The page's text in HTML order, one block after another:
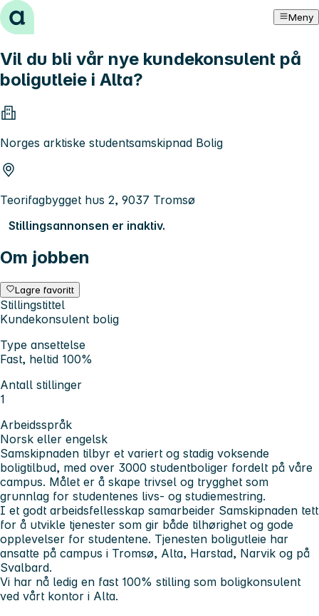
Hopp til innhold Meny
Vil du bli vår nye kundekonsulent på
boligutleie i Alta?
Norges arktiske studentsamskipnad Bolig
Teorifagbygget hus 2, 9037 Tromsø
Stillingsannonsen er inaktiv.
Om jobben
Lagre favoritt
Stillingstittel
Kundekonsulent bolig
Type ansettelse
Fast, heltid 100%
Antall stillinger
1
Arbeidsspråk
Norsk eller engelsk
Samskipnaden tilbyr et variert og stadig voksende
boligtilbud, med over 3000 studentboliger fordelt på våre
campus. Målet er å skape trivsel og trygghet som
grunnlag for studentenes livs- og studiemestring.
I et godt arbeidsfellesskap samarbeider Samskipnaden tett
for å utvikle tjenester som gir både tilhørighet og gode
opplevelser for studentene. Tjenesten boligutleie har
ansatte på campus i Tromsø, Alta, Harstad, Narvik og på
Svalbard.
Vi har nå ledig en fast 100% stilling som boligkonsulent
ved vårt kontor i Alta.